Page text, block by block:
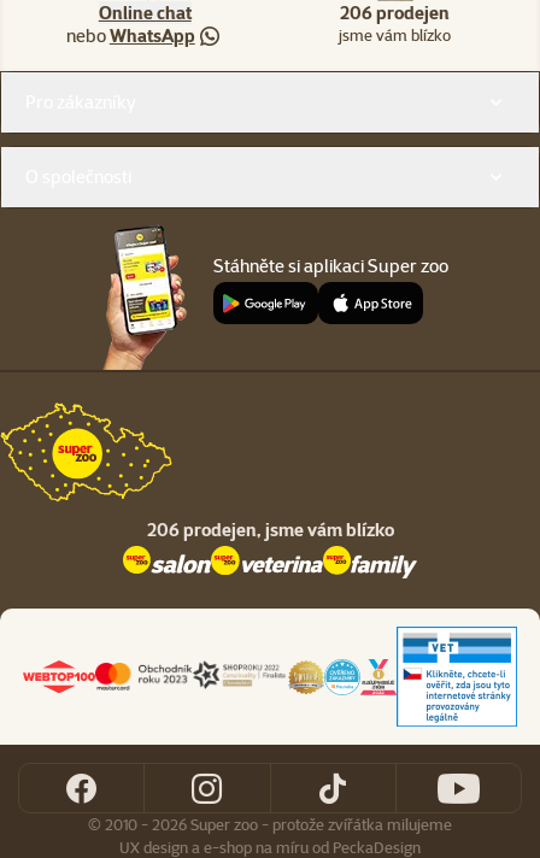
Online chat
neboWhatsApp
206 prodejen
jsme vám blízko
Stáhněte si aplikaci Super zoo
206 prodejen, jsme vám blízko
© 2010 - 2026 Super zoo - protože zvířátka milujeme
UX designa e-shop na míruod PeckaDesign